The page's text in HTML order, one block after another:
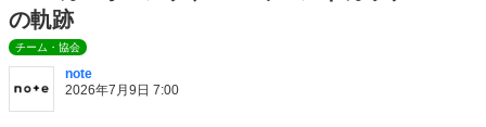
の軌跡
チーム・協会
note
2026年7月9日 7:00